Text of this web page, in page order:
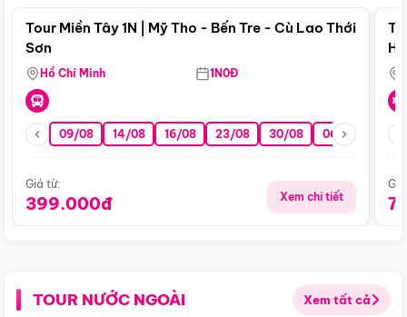
Tour Miền Tây 1N | Mỹ Tho - Bến Tre - Cù Lao Thới
Sơn
Hồ Chí Minh 1N0Đ
09/08 14/08 16/08 23/08 30/08 06/09 13/09
Giá từ:
399.000đ Xem chi tiết
TOUR NƯỚC NGOÀI Xem tất cả
Điểm nổi bật